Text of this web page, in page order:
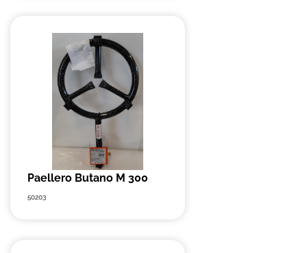
Paellero Butano M 300
50203